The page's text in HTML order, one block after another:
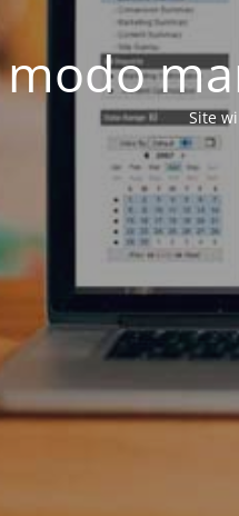
modo
Site